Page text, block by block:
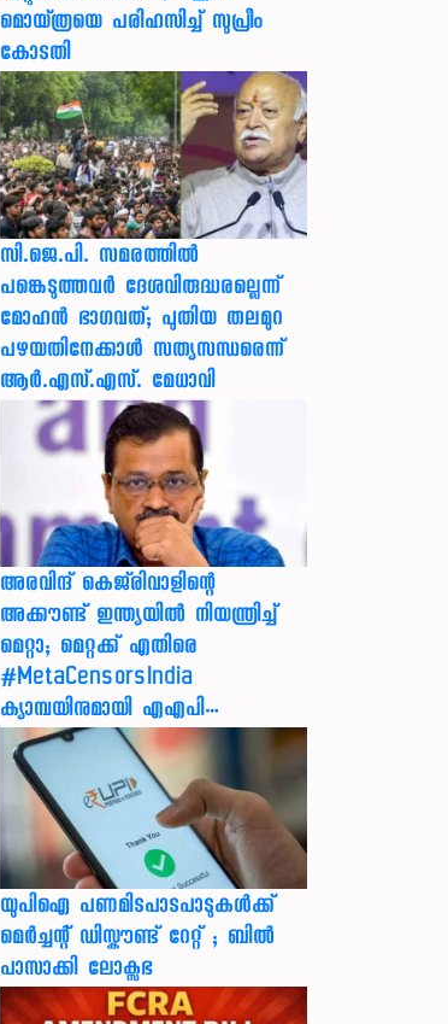
മൊയ്ത്രയെ പരിഹസിച്ച് സുപ്രീം
കോടതി
സി.ജെ.പി. സമരത്തിൽ
പങ്കെടുത്തവർ ദേശവിരുദ്ധരല്ലെന്ന്
മോഹൻ ഭാഗവത്; പുതിയ തലമുറ
പഴയതിനേക്കാൾ സത്യസന്ധരെന്ന്
ആർ.എസ്.എസ്. മേധാവി
അരവിന്ദ് കെജ്‌രിവാളിന്റെ
അക്കൗണ്ട് ഇന്ത്യയിൽ നിയന്ത്രിച്ച്
മെറ്റാ; മെറ്റക്ക് എതിരെ
#MetaCensorsIndia
ക്യാമ്പയിനുമായി എഎപി…
യുപിഐ പണമിടപാടപാടുകൾക്ക്
മെർച്ചന്റ് ഡിസ്കൗണ്ട് റേറ്റ് ; ബിൽ
പാസാക്കി ലോക്സഭ